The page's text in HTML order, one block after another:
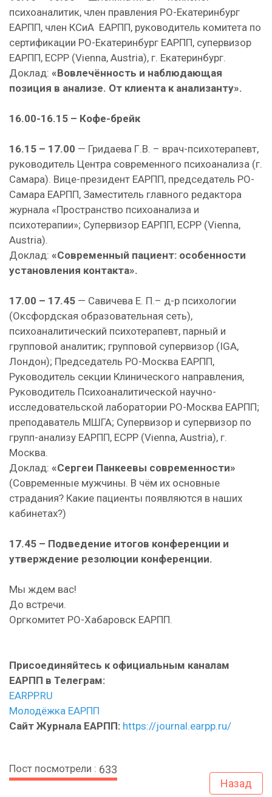
психоаналитик, член правления РО-Екатеринбург
ЕАРПП, член КСиА ЕАРПП, руководитель комитета по
сертификации РО-Екатеринбург ЕАРПП, супервизор
ЕАРПП, ECPP (Vienna, Austria), г. Екатеринбург.
Доклад: «Вовлечённость и наблюдающая
позиция в анализе. От клиента к анализанту».
16.00-16.15 – Кофе-брейк
16.15 – 17.00 — Гридаева Г.В. – врач-психотерапевт,
руководитель Центра современного психоанализа (г.
Самара). Вице-президент ЕАРПП, председатель РО-
Самара ЕАРПП, Заместитель главного редактора
журнала «Пространство психоанализа и
психотерапии»; Супервизор ЕАРПП, ECPP (Vienna,
Austria).
Доклад: «Современный пациент: особенности
установления контакта».
17.00 – 17.45 — Савичева Е. П.– д-р психологии
(Оксфордская образовательная сеть),
психоаналитический психотерапевт, парный и
групповой аналитик; групповой супервизор (IGA,
Лондон); Председатель РО-Москва ЕАРПП,
Руководитель секции Клинического направления,
Руководитель Психоаналитической научно-
исследовательской лаборатории РО-Москва ЕАРПП;
преподаватель МШГА; Супервизор и супервизор по
групп-анализу ЕАРПП, ECPP (Vienna, Austria), г.
Москва.
Доклад: «Сергеи Панкеевы современности»
(Современные мужчины. В чём их основные
страдания? Какие пациенты появляются в наших
кабинетах?)
17.45 – Подведение итогов конференции и
утверждение резолюции конференции.
Мы ждем вас!
До встречи.
Оргкомитет РО-Хабаровск ЕАРПП.
Присоединяйтесь к официальным каналам
ЕАРПП в Телеграм:
EARPP.RU
Молодёжка ЕАРПП
Сайт Журнала ЕАРПП: https://journal.earpp.ru/
Пост посмотрели : 633
Назад